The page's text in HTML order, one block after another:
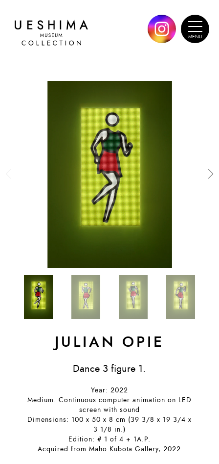
JULIAN OPIE
Dance 3 figure 1.
Year: 2022
Medium: Continuous computer animation on LED
screen with sound
Dimensions: 100 x 50 x 8 cm (39 3/8 x 19 3/4 x
3 1/8 in.)
Edition: # 1 of 4 + 1A.P.
Acquired from Maho Kubota Gallery, 2022